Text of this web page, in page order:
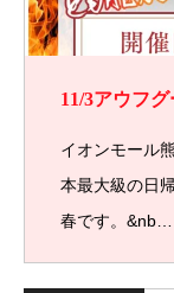
11/3アウフ
イオンモール
本最大級の日
春です。&nb…